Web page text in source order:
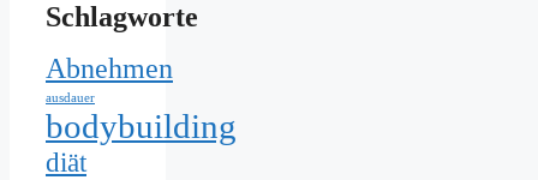
Schlagworte
Abnehmen
ausdauer
bodybuilding
diät